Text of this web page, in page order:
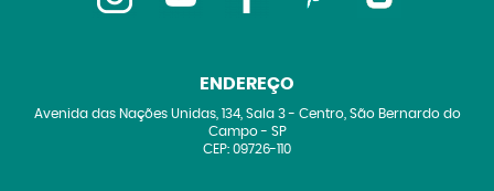
ENDEREÇO
Avenida das Nações Unidas, 134, Sala 3- Centro, São Bernardo do
Campo- SP
CEP: 09726-110